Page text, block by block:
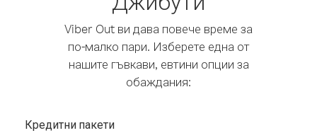
Viber Out ви дава повече време за
по-малко пари. Изберете една от
нашите гъвкави, евтини опции за
обаждания:
Кредитни пакети